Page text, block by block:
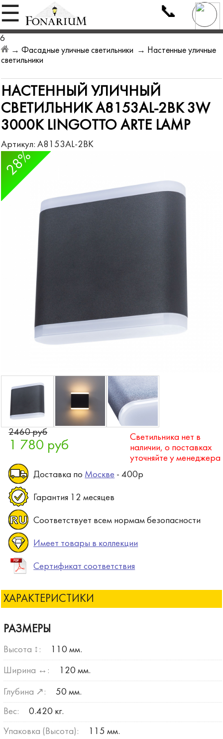
☰ 📞
6
→Фасадные уличные светильники → Настенные уличные
светильники
НАСТЕННЫЙ УЛИЧНЫЙ
СВЕТИЛЬНИК A8153AL-2BK 3W
3000K LINGOTTO ARTE LAMP
Артикул:A8153AL-2BK
28%
2460 руб
1 780 руб
Светильника нет в
наличии, о поставках
уточняйте у менеджера
Доставка по Москве - 400р
Гарантия 12 месяцев
Соответствует всем нормам безопасности
Имеет товары в коллекции
Сертификат соответствия
ХАРАКТЕРИСТИКИ
РАЗМЕРЫ
Высота ↕: 110 мм.
Ширина ↔: 120 мм.
Глубина ↗: 50 мм.
Вес: 0.420 кг.
Упаковка (Высота): 115 мм.